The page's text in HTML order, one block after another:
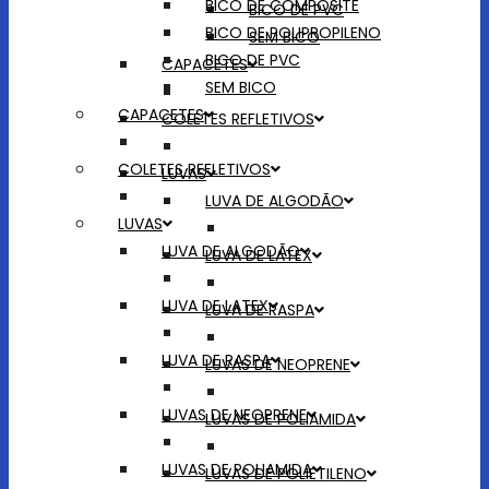
BICO DE PVC
SEM BICO
CAPACETES
COLETES REFLETIVOS
LUVAS
LUVA DE ALGODÃO
LUVA DE LATEX
LUVA DE RASPA
LUVAS DE NEOPRENE
LUVAS DE POLIAMIDA
LUVAS DE POLIETILENO
BICO DE COMPOSITE
BICO DE POLIPROPILENO
BICO DE PVC
SEM BICO
CAPACETES
COLETES REFLETIVOS
LUVAS
LUVA DE ALGODÃO
LUVA DE LATEX
LUVA DE RASPA
LUVAS DE NEOPRENE
LUVAS DE POLIAMIDA